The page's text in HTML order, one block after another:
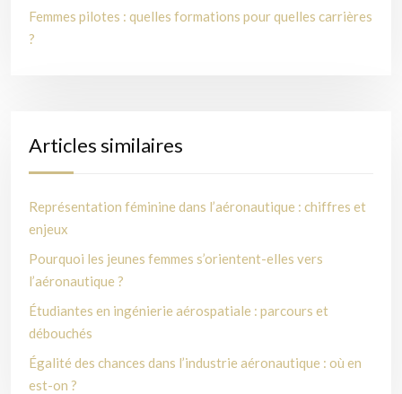
Femmes pilotes : quelles formations pour quelles carrières
?
Articles similaires
Représentation féminine dans l’aéronautique : chiffres et
enjeux
Pourquoi les jeunes femmes s’orientent-elles vers
l’aéronautique ?
Étudiantes en ingénierie aérospatiale : parcours et
débouchés
Égalité des chances dans l’industrie aéronautique : où en
est-on ?